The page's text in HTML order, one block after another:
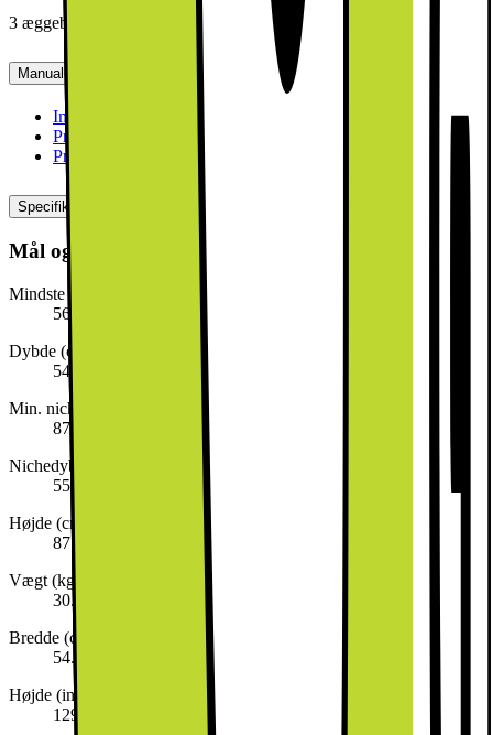
3 æggebakker
Manualer, downloads, garanti og support
Installationsvejledning (dansk)
Produktdatablad (engelsk)
Produktdatablad (dansk)
Specifikationer
Mål og vægt
Mindste nischebredde (cm)
56.0
Dybde (cm)
54.8
Min. nichehøjde
87.4
Nichedybde
55
Højde (cm)
87.4
Vægt (kg)
30.6
Bredde (cm)
54.1
Højde (inkl. emballage)
129,0 cm